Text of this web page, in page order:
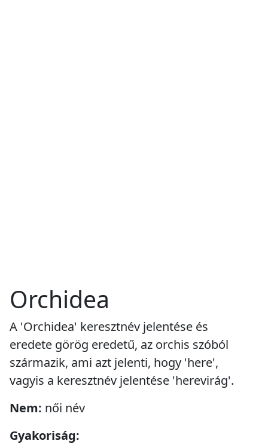
Orchidea
A 'Orchidea' keresztnév jelentése és
eredete görög eredetű, az orchis szóból
származik, ami azt jelenti, hogy 'here',
vagyis a keresztnév jelentése 'herevirág'.
Nem: női név
Gyakoriság: